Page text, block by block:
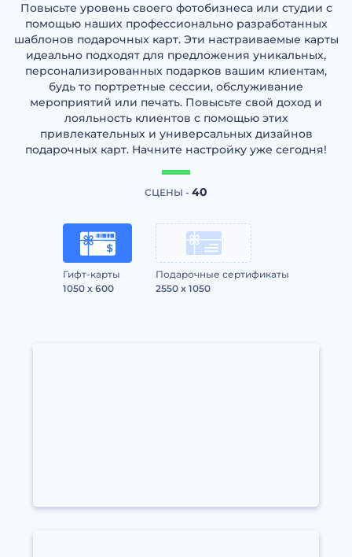
Повысьте уровень своего фотобизнеса или студии с
помощью наших профессионально разработанных
шаблонов подарочных карт. Эти настраиваемые карты
идеально подходят для предложения уникальных,
персонализированных подарков вашим клиентам,
будь то портретные сессии, обслуживание
мероприятий или печать. Повысьте свой доход и
лояльность клиентов с помощью этих
привлекательных и универсальных дизайнов
подарочных карт. Начните настройку уже сегодня!
СЦЕНЫ - 40
Гифт-карты
1050 x 600
Подарочные сертификаты
2550 x 1050